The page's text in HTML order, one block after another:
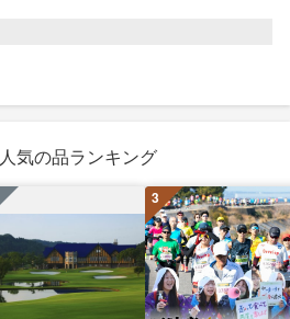
人気の品ランキング
3